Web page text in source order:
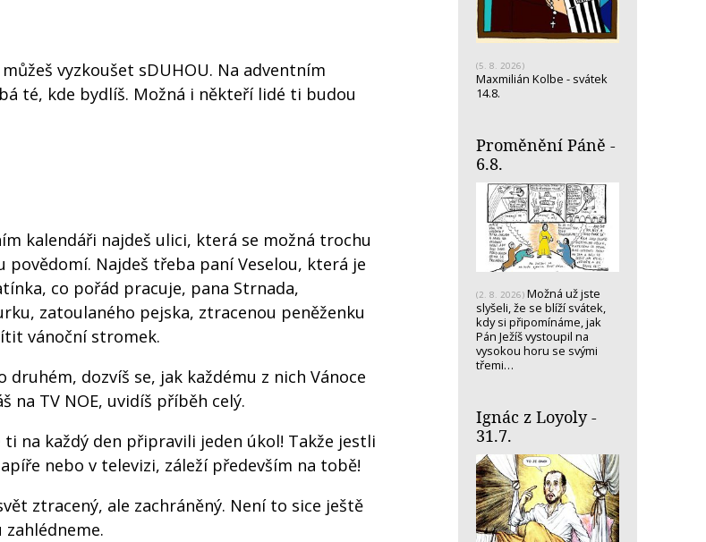
vyzkoušet sDUHOU. Na adventním
té, kde bydlíš. Možná i někteří lidé ti budou
kalendáři najdeš ulici, která se možná trochu
Najdeš třeba paní Veselou, která je
co pořád pracuje, pana Strnada,
zatoulaného pejska, ztracenou peněženku
vánoční stromek.
dozvíš se, jak každému z nich Vánoce
na TV NOE, uvidíš příběh celý.
na každý den připravili jeden úkol! Takže jestli
nebo v televizi, záleží především na tobě!
ztracený, ale zachráněný. Není to sice ještě
(5. 8. 2026)
Maxmilián Kolbe - svátek
14.8.
Proměnění Páně -
6.8.
(2. 8. 2026) Možná už jste
slyšeli, že se blíží svátek,
kdy si připomínáme, jak
Pán Ježíš vystoupil na
vysokou horu se svými
třemi…
Ignác z Loyoly -
31.7.